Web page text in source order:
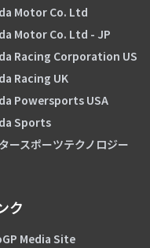
Motor Co. Ltd
Motor Co. Ltd - JP
Racing Corporation US
Racing UK
Powersports USA
Sports
ースポーツテクノロジー
ク
Media Site